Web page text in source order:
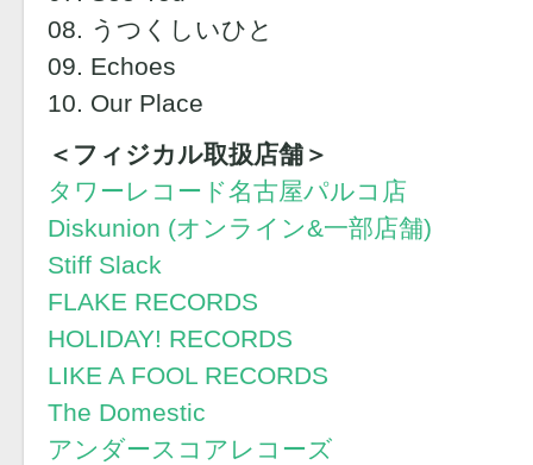
08. うつくしいひと
09. Echoes
10. Our Place
＜フィジカル取扱店舗＞
タワーレコード名古屋パルコ店
Diskunion (オンライン&一部店舗)
Stiff Slack
FLAKE RECORDS
HOLIDAY! RECORDS
LIKE A FOOL RECORDS
The Domestic
アンダースコアレコーズ